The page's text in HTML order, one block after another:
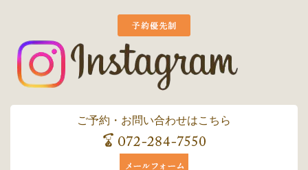
ご予約・お問い合わせはこちら